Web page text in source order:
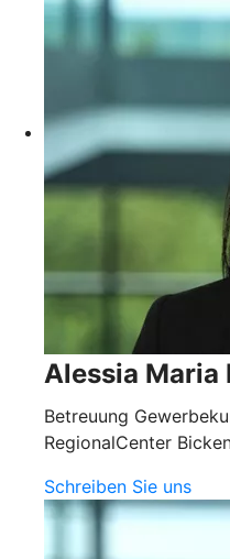
Alessia Maria
Betreuung
RegionalCenter
Schreiben Sie uns